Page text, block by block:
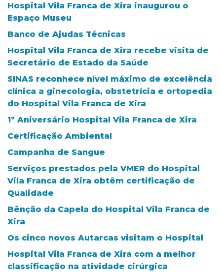
Hospital Vila Franca de Xira inaugurou o
Espaço Museu
Banco de Ajudas Técnicas
Hospital Vila Franca de Xira recebe visita de
Secretário de Estado da Saúde
SINAS reconhece nível máximo de excelência
clínica a ginecologia, obstetrícia e ortopedia
do Hospital Vila Franca de Xira
1º Aniversário Hospital Vila Franca de Xira
Certificação Ambiental
Campanha de Sangue
Serviços prestados pela VMER do Hospital
Vila Franca de Xira obtêm certificação de
Qualidade
Bênção da Capela do Hospital Vila Franca de
Xira
Os cinco novos Autarcas visitam o Hospital
Hospital Vila Franca de Xira com a melhor
classificação na atividade cirúrgica